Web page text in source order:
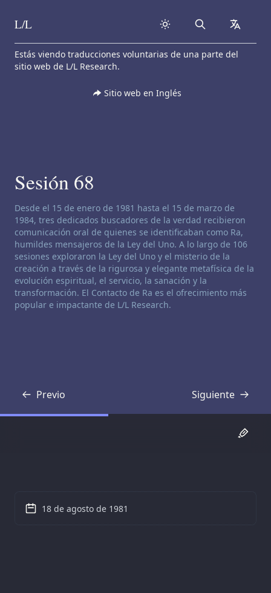
Skip to content
L/L Search
Estás viendo traducciones voluntarias de una parte del
sitio web de L/L Research.
Sitio web en Inglés
Sesión 68
Descargo de responsabilidad de canalización:
Desde el 15 de enero de 1981 hasta el 15 de marzo de
1984, tres dedicados buscadores de la verdad recibieron
comunicación oral de quienes se identificaban como Ra,
humildes mensajeros de la Ley del Uno. A lo largo de 106
sesiones exploraron la Ley del Uno y el misterio de la
creación a través de la rigurosa y elegante metafísica de la
evolución espiritual, el servicio, la sanación y la
transformación. El Contacto de Ra es el ofrecimiento más
popular e impactante de L/L Research.
Previo
Transcripción Siguiente
Transcripción
18 de agosto de 1981